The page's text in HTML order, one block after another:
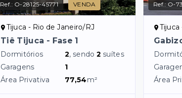
Ref.: O-28125-45771 VENDA
Tijuca - Rio de Janeiro/RJ
Tiê Tijuca - Fase 1
Dormitórios 2, sendo2 suítes
Garagens
1
Área Privativa
77,54m²
Ref.: O-
Tijuca
Área